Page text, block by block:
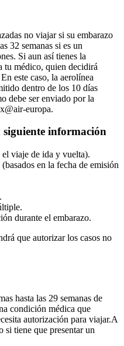
no viajar si su embarazo
32 semanas si es un
Si aun así tienes la
tu médico, quien decidirá
este caso, la aerolínea
dentro de los 10 días
debe ser enviado por la
europa.
información
viaje de ida y vuelta).
en la fecha de emisión
durante el embarazo.
que autorizar los casos no
hasta las 29 semanas de
condición médica que
autorización para viajar.A
si tiene que presentar un